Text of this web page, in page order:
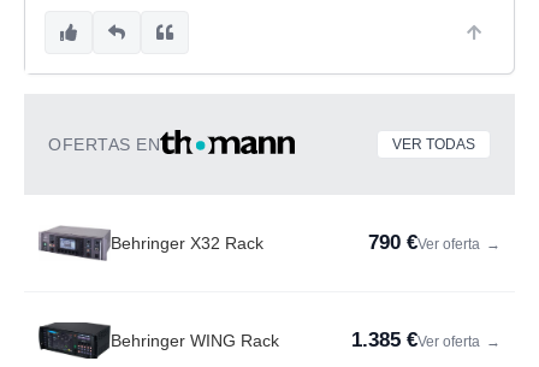
OFERTAS EN VER TODAS
Behringer X32 Rack 790 €Ver oferta →
Behringer WING Rack 1.385 €Ver oferta →